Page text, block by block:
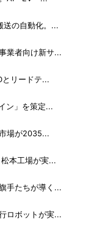
送の自動化。...
業者向け新サ...
とリードテ...
ン」を策定...
場が2035...
本工場が実...
手たちが導く...
ロボットが実...